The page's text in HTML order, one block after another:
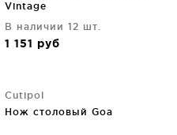
Vintage
В наличии 12 шт.
1 151 руб
Cutipol
Нож столовый Goa